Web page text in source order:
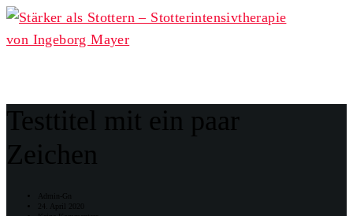
Testtitel mit ein paar
Zeichen
Admin-Gn
24. April 2020